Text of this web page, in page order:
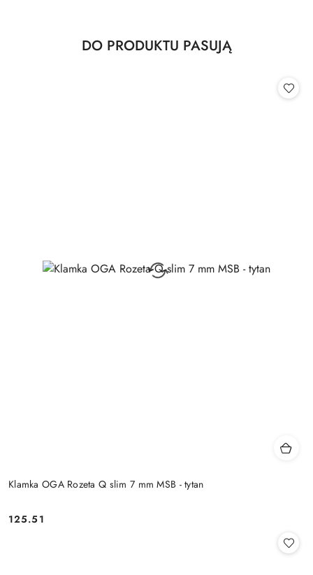
Pomiń karuzelę produktów
Produkty
DO PRODUKTU PASUJĄ
Klamka OGA Rozeta Q slim 7 mm MSB - tytan
Cena:
125.51